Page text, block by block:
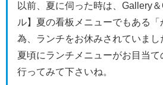
以前、夏に伺った時は、Gallery
ル】夏の看板メニューでもある
為、ランチをお休みされていまし
夏頃にランチメニューがお目当
行ってみて下さいね。